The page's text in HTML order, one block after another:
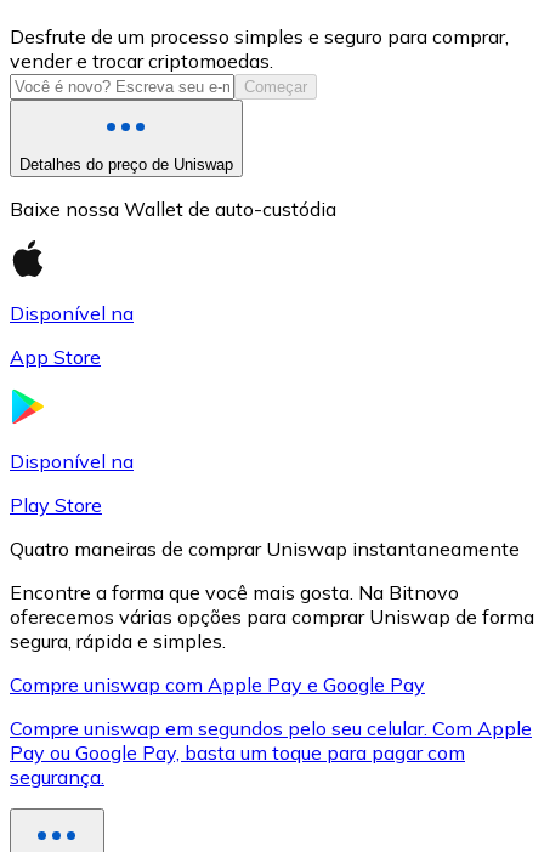
USD Coin
USDC
XRP
XRP
Desfrute de um processo simples e seguro para comprar,
vender e trocar criptomoedas.
Começar
Detalhes do preço de Uniswap
Baixe nossa Wallet de auto-custódia
Disponível na
App Store
Disponível na
Play Store
Quatro maneiras de comprar Uniswap instantaneamente
Encontre a forma que você mais gosta. Na Bitnovo
oferecemos várias opções para comprar Uniswap de forma
segura, rápida e simples.
Compre uniswap com Apple Pay e Google Pay
Compre uniswap em segundos pelo seu celular. Com Apple
Pay ou Google Pay, basta um toque para pagar com
segurança.